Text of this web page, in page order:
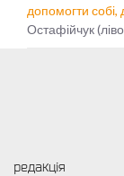
допомогти
Остафійчук
редакція